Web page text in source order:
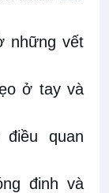
những vết
ở tay và
quan
đinh và